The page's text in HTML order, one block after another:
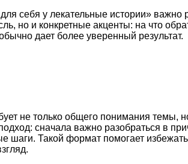
себя у лекательные истории» важно
но и конкретные акценты: на что
дает более уверенный результат.
не только общего понимания темы,
сначала важно разобраться в
шаги. Такой формат помогает